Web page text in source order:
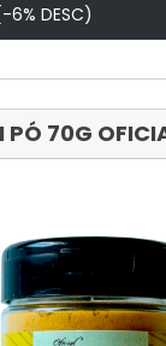
6% DESC)
PÓ 70G